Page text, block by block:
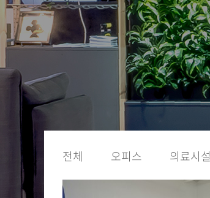
전체 오피스 의료시설